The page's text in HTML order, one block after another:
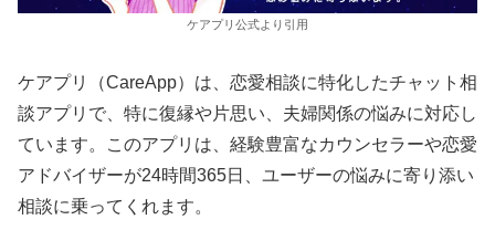
ケアプリ公式より引用
ケアプリ（CareApp）は、恋愛相談に特化したチャット相
談アプリで、特に復縁や片思い、夫婦関係の悩みに対応し
ています。このアプリは、経験豊富なカウンセラーや恋愛
アドバイザーが24時間365日、ユーザーの悩みに寄り添い
相談に乗ってくれます。